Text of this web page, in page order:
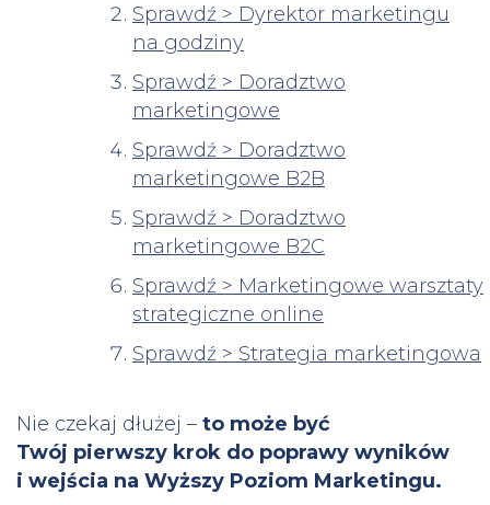
Sprawdź > Dyrektor marketingu
na godziny
Sprawdź > Doradztwo
marketingowe
Sprawdź > Doradztwo
marketingowe B2B
Sprawdź > Doradztwo
marketingowe B2C
Sprawdź > Marketingowe warsztaty
strategiczne online
Sprawdź > Strategia marketingowa
Nie czekaj dłużej – to może być
Twój pierwszy krok do poprawy wyników
i wejścia na Wyższy Poziom Marketingu.